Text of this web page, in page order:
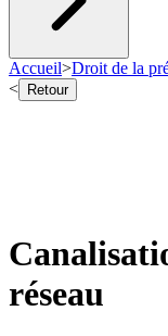
Accueil>Droit de la
<
Retour
réseau